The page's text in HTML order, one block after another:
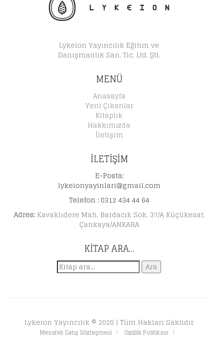
Lykeion Yayıncılık Eğitim ve
Danışmanlık San. Tic. Ltd. Şti.
MENÜ
Anasayfa
Yeni Çıkanlar
Kitaplık
Hakkımızda
İletişim
İLETİŞİM
E-Posta:
lykeionyayinlari@gmail.com
Telefon : 0312 434 44 64
Adres:Kavaklıdere Mah. Bardacık Sok. 37/A Küçükesat,
Çankaya/ANKARA
KITAP ARA…
Ara: Ara
Lykeion Yayıncılık © 2020 | Tüm Hakları Saklıdır
Mesafeli Satış Sözleşmesi
Gizlilik Politikası